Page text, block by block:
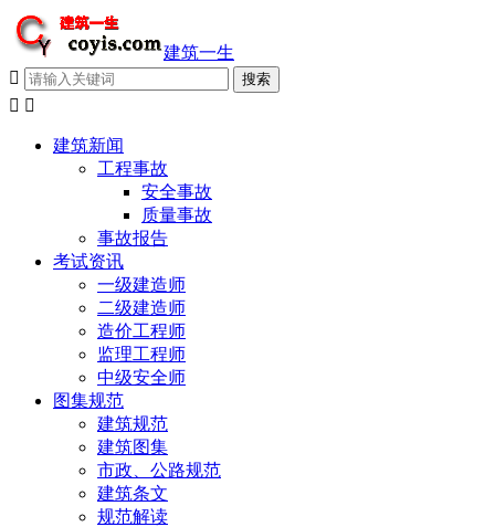
建筑一生

 
建筑新闻
工程事故
安全事故
质量事故
事故报告
考试资讯
一级建造师
二级建造师
造价工程师
监理工程师
中级安全师
图集规范
建筑规范
建筑图集
市政、公路规范
建筑条文
规范解读